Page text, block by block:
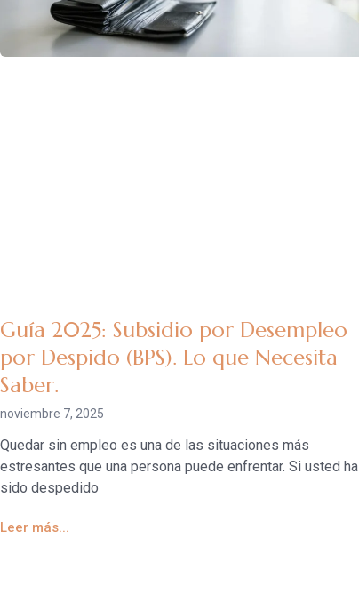
Guía 2025: Subsidio por Desempleo
por Despido (BPS). Lo que Necesita
Saber.
noviembre 7, 2025
Quedar sin empleo es una de las situaciones más
estresantes que una persona puede enfrentar. Si usted ha
sido despedido
Leer más...